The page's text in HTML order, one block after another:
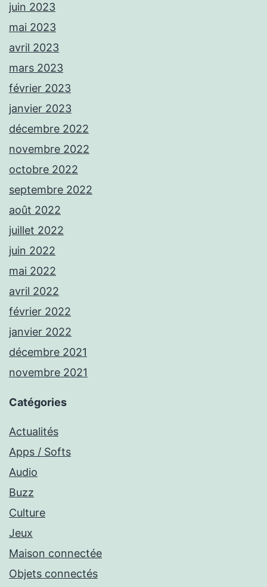
juin 2023
mai 2023
avril 2023
mars 2023
février 2023
janvier 2023
décembre 2022
novembre 2022
octobre 2022
septembre 2022
août 2022
juillet 2022
juin 2022
mai 2022
avril 2022
février 2022
janvier 2022
décembre 2021
novembre 2021
Catégories
Actualités
Apps / Softs
Audio
Buzz
Culture
Jeux
Maison connectée
Objets connectés